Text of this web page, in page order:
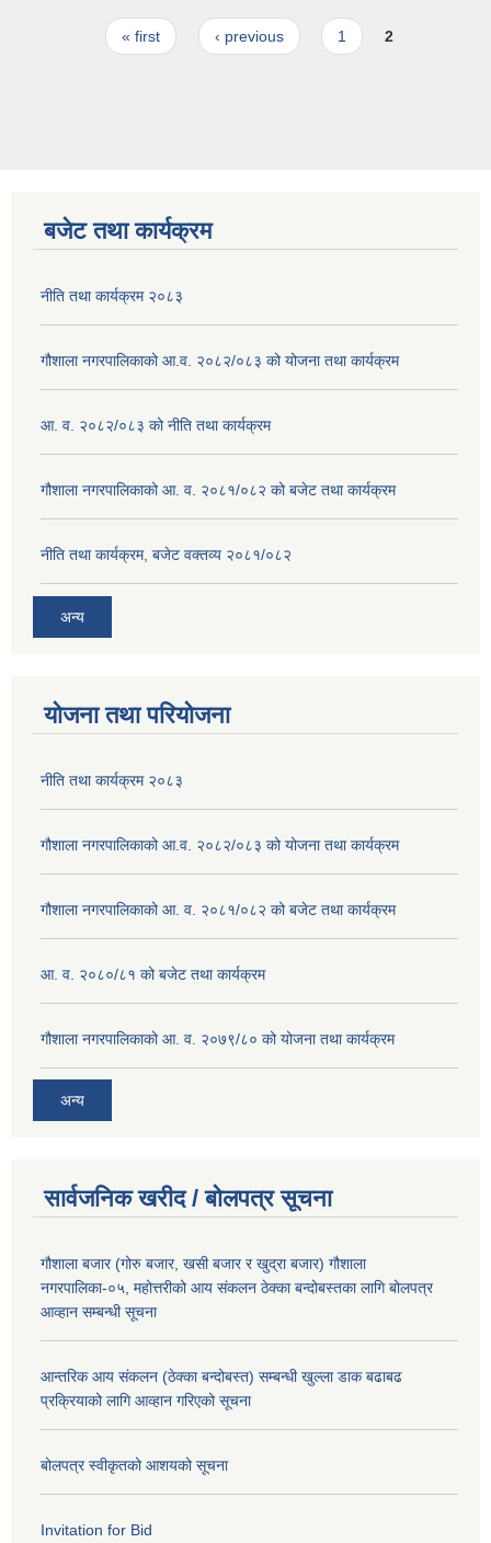
« first ‹ previous 1 2
बजेट तथा कार्यक्रम
नीति तथा कार्यक्रम २०८३
गौशाला नगरपालिकाको आ.व. २०८२/०८३ को योजना तथा कार्यक्रम
आ. व. २०८२/०८३ को नीति तथा कार्यक्रम
गौशाला नगरपालिकाको आ. व. २०८१/०८२ को बजेट तथा कार्यक्रम
नीति तथा कार्यक्रम, बजेट वक्तव्य २०८१/०८२
अन्य
योजना तथा परियोजना
नीति तथा कार्यक्रम २०८३
गौशाला नगरपालिकाको आ.व. २०८२/०८३ को योजना तथा कार्यक्रम
गौशाला नगरपालिकाको आ. व. २०८१/०८२ को बजेट तथा कार्यक्रम
आ. व. २०८०/८१ को बजेट तथा कार्यक्रम
गौशाला नगरपालिकाको आ. व. २०७९/८० को योजना तथा कार्यक्रम
अन्य
सार्वजनिक खरीद / बोलपत्र सूचना
गौशाला बजार (गोरु बजार, खसी बजार र खुद्रा बजार) गौशाला
नगरपालिका-०५, महोत्तरीको आय संकलन ठेक्का बन्दोबस्तका लागि बोलपत्र
आव्हान सम्बन्धी सूचना
आन्तरिक आय संकलन (ठेक्का बन्दोबस्त) सम्बन्धी खुल्ला डाक बढाबढ
प्रक्रियाको लागि आव्हान गरिएको सूचना
बोलपत्र स्वीकृतको आशयको सूचना
Invitation for Bid